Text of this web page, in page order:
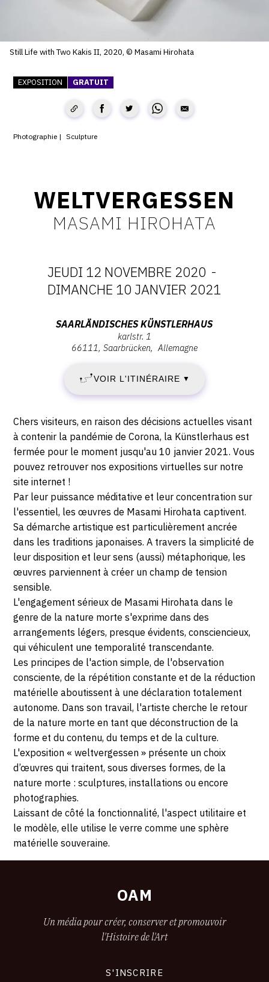
SERVICES
CRÉER SON CATALOGUE RAISONNÉ
CRÉER SON SITE ARTISTE
CRÉER SON CATALOGUE D'EXPO
PUBLIER SES EXPOSITIONS
À PROPOS
CONTACT
CGV
SUIVEZ-NOUS
FACEBOOK
TWITTER
Still Life with Two Kakis II, 2020, © Masami Hirohata
EXPOSITION GRATUIT
Photographie Sculpture
WELTVERGESSEN
MASAMI HIROHATA
DATES
:
JEUDI
12
NOVEMBRE
2020
-
DIMANCHE
10
JANVIER
2021
JEUDI 12 NOVEMBRE 2020 -
DIMANCHE 10 JANVIER 2021
Adresse
Saarländisches
66111
Saarbrücken
SAARLÄNDISCHES KÜNSTLERHAUS
karlstr. 1
66111 Saarbrücken Allemagne
VOIR L'ITINÉRAIRE ▼
Description,
horaires...
Chers visiteurs, en raison des décisions actuelles visant
à contenir la pandémie de Corona, la Künstlerhaus est
fermée pour le moment jusqu'au 10 janvier 2021. Vous
pouvez retrouver nos expositions virtuelles sur notre
site internet !
Par leur puissance méditative et leur concentration sur
l'essentiel, les œuvres de Masami Hirohata captivent.
Sa démarche artistique est particulièrement ancrée
dans les traditions japonaises. A travers la simplicité de
leur disposition et leur sens (aussi) métaphorique, les
œuvres parviennent à créer un champ de tension
sensible.
L'engagement sérieux de Masami Hirohata dans le
genre de la nature morte s'exprime dans des
arrangements légers, presque évidents, consciencieux,
qui véhiculent une temporalité transcendante.
Les principes de l'action simple, de l'observation
consciente, de la répétition constante et de la réduction
matérielle aboutissent à une déclaration totalement
autonome. Dans son travail, l'artiste cherche le retour
de la nature morte en tant que déconstruction de la
forme et du contenu, du temps et de la culture.
L'exposition « weltvergessen » présente un choix
d’œuvres qui traitent, sous diverses formes, de la
nature morte : sculptures, installations ou encore
photographies.
Laissant de côté la fonctionnalité, l'aspect utilitaire et
le modèle, elle utilise le verre comme une sphère
matérielle souveraine.
OAM
Un média pour créer, conserver et promouvoir
l'Histoire de l'Art
S'INSCRIRE